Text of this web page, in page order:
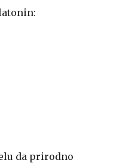
da prirodno